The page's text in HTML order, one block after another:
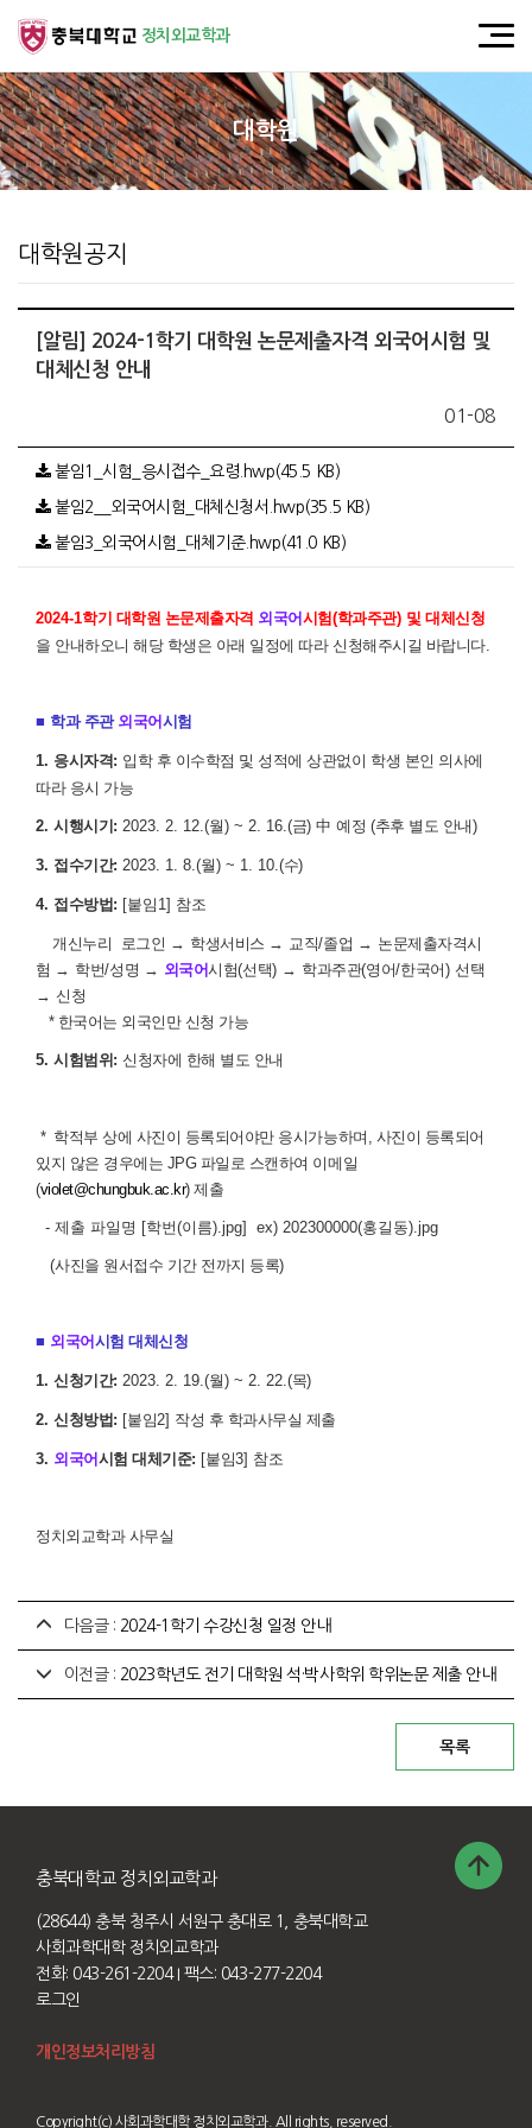
정치외교학과
대학원
대학원공지
[알림] 2024-1학기 대학원 논문제출자격 외국어시험 및
대체신청 안내
01-08
붙임1_시험_응시접수_요령.hwp(45.5 KB)
붙임2__외국어시험_대체신청서.hwp(35.5 KB)
붙임3_외국어시험_대체기준.hwp(41.0 KB)
2024-1학기 대학원 논문제출자격 외국어 시험(학과주관) 및 대체신청
을 안내하오니 해당 학생은 아래 일정에 따라 신청해주시길 바랍니다.
■ 학과 주관 외국어 시험
1. 응시자격 : 입학 후 이수학점 및 성적에 상관없이 학생 본인 의사에
따라 응시 가능
2. 시행시기 : 2023. 2. 12.(월) ~ 2. 16.(금)中예정 (추후 별도 안내)
3. 접수기간: 2023. 1. 8.(월) ~ 1. 10.(수)
4. 접수방법 : [붙임1] 참조
개신누리 로그인 → 학생서비스 → 교직/졸업 → 논문제출자격시
험 → 학번/성명 → 외국어시험(선택) → 학과주관(영어/한국어) 선택
→ 신청
*한국어는 외국인만 신청 가능
5. 시험범위 : 신청자에 한해 별도 안내
* 학적부 상에 사진이 등록되어야만 응시가능하며, 사진이 등록되어
있지 않은 경우에는 JPG 파일로 스캔하여 이메일
(violet@chungbuk.ac.kr) 제출
- 제출 파일명 [학번(이름).jpg] ex) 202300000(홍길동).jpg
(사진을 원서접수 기간 전까지 등록)
■ 외국어 시험 대체신청
1. 신청기간: 2023. 2. 19.(월) ~ 2. 22.(목)
2. 신청방법 : [붙임2] 작성 후 학과사무실 제출
3. 외국어 시험 대체기준: [붙임3] 참조
정치외교학과 사무실
다음글 : 2024-1학기 수강신청 일정 안내
이전글 : 2023학년도 전기 대학원 석·박사학위 학위논문 제출 안내
충북대학교 정치외교학과
(28644) 충북 청주시 서원구 충대로 1, 충북대학교
사회과학대학 정치외교학과
전화: 043-261-2204 I 팩스: 043-277-2204
로그인
개인정보처리방침
Copyright(c) 사회과학대학 정치외교학과. All rights, reserved.